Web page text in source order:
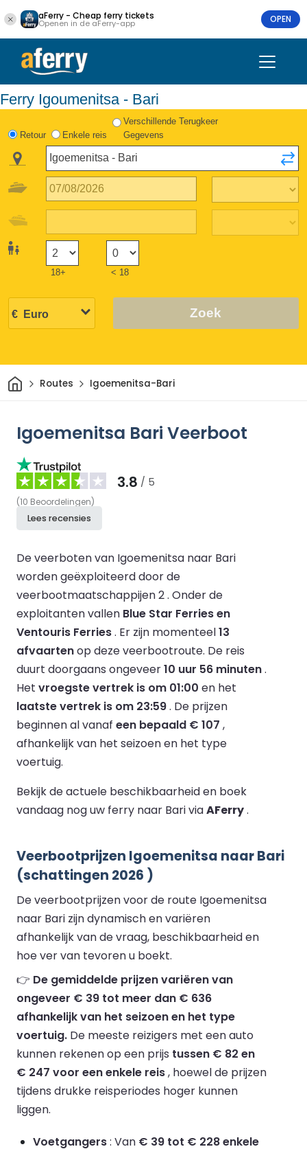
aFerry - Cheap ferry tickets
Openen in de aFerry-app OPEN
Ferry Igoumenitsa - Bari
Retour Enkele reis
Verschillende Terugkeer
Gegevens
18+ < 18
Zoek
ThuisRoutes Igoemenitsa-Bari
Igoemenitsa Bari Veerboot
3.8 / 5
(10 Beoordelingen)
Lees recensies
De veerboten van Igoemenitsa naar Bari
worden geëxploiteerd door de
veerbootmaatschappijen 2 . Onder de
exploitanten vallen Blue Star Ferries en
Ventouris Ferries. Er zijn momenteel13
afvaartenop deze veerbootroute. De reis
duurt doorgaans ongeveer10 uur 56 minuten.
Het vroegste vertrek is om 01:00 en het
laatste vertrek is om 23:59. De prijzen
beginnen al vanaf een bepaald € 107 ,
afhankelijk van het seizoen en het type
voertuig.
Bekijk de actuele beschikbaarheid en boek
vandaag nog uw ferry naar Bari viaAFerry.
Veerbootprijzen Igoemenitsa naar Bari
(schattingen 2026 )
De veerbootprijzen voor de route Igoemenitsa
naar Bari zijn dynamisch en variëren
afhankelijk van de vraag, beschikbaarheid en
hoe ver van tevoren u boekt.
👉 De gemiddelde prijzen variëren van
ongeveer € 39 tot meer dan € 636
afhankelijk van het seizoen en het type
voertuig. De meeste reizigers met een auto
kunnen rekenen op een prijs tussen € 82 en
€ 247 voor een enkele reis, hoewel de prijzen
tijdens drukke reisperiodes hoger kunnen
liggen.
Voetgangers: Van € 39 tot € 228 enkele